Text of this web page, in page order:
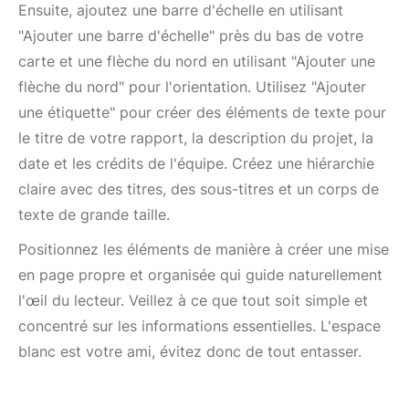
Ensuite, ajoutez une barre d'échelle en utilisant
"Ajouter une barre d'échelle" près du bas de votre
carte et une flèche du nord en utilisant "Ajouter une
flèche du nord" pour l'orientation. Utilisez "Ajouter
une étiquette" pour créer des éléments de texte pour
le titre de votre rapport, la description du projet, la
date et les crédits de l'équipe. Créez une hiérarchie
claire avec des titres, des sous-titres et un corps de
texte de grande taille.
Positionnez les éléments de manière à créer une mise
en page propre et organisée qui guide naturellement
l'œil du lecteur. Veillez à ce que tout soit simple et
concentré sur les informations essentielles. L'espace
blanc est votre ami, évitez donc de tout entasser.